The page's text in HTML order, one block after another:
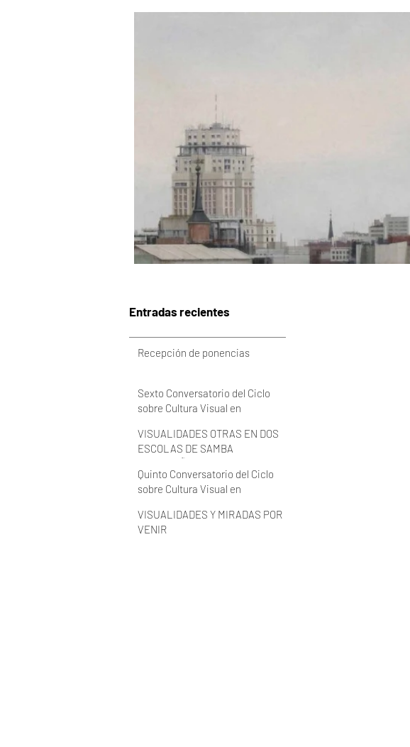
Entradas recientes
Recepción de ponencias
Sexto Conversatorio del Ciclo
sobre Cultura Visual en
VISUALIDADES OTRAS EN DOS
ESCOLAS DE SAMBA
Quinto Conversatorio del Ciclo
sobre Cultura Visual en
VISUALIDADES Y MIRADAS POR
VENIR